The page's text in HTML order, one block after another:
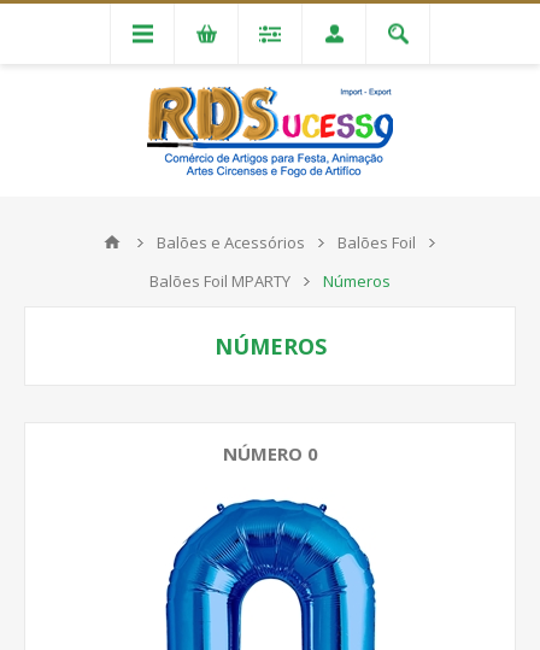
Balões e Acessórios
Balões Foil
Balões Foil MPARTY
Números
NÚMEROS
NÚMERO 0